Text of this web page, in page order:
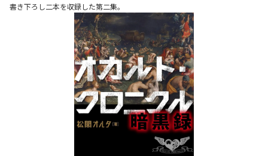
書き下ろし二本を収録した第二集。